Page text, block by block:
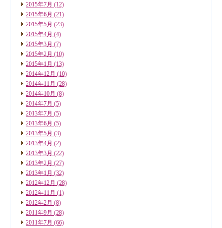
2015年7月 (12)
2015年6月 (21)
2015年5月 (23)
2015年4月 (4)
2015年3月 (7)
2015年2月 (10)
2015年1月 (13)
2014年12月 (10)
2014年11月 (28)
2014年10月 (8)
2014年7月 (5)
2013年7月 (5)
2013年6月 (5)
2013年5月 (3)
2013年4月 (2)
2013年3月 (22)
2013年2月 (27)
2013年1月 (32)
2012年12月 (28)
2012年11月 (1)
2012年2月 (8)
2011年9月 (28)
2011年7月 (66)